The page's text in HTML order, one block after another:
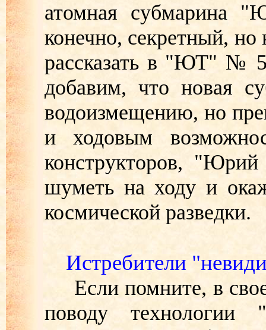
атомная субмарина
конечно, секретный,
рассказать в "ЮТ" № 5
добавим, что новая
водоизмещению, но
и ходовым
конструкторов,
шуметь на ходу и
космической разведки.
Истребители
Если помните, в
поводу технологии